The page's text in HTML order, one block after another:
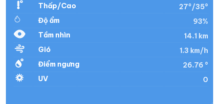
Thấp/Cao
27°/35°
Độ ẩm
93%
Tầm nhìn
14.1 km
Gió
1.3 km/h
Điểm ngưng
26.76 °
UV
0